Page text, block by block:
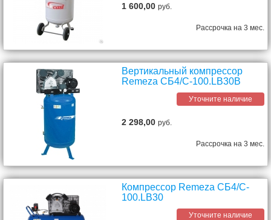
1 600,00руб.
Рассрочка на 3 мес.
Вертикальный компрессор
Remeza СБ4/C-100.LB30В
Уточните наличие
2 298,00руб.
Рассрочка на 3 мес.
Компрессор Remeza СБ4/C-
100.LB30
Уточните наличие